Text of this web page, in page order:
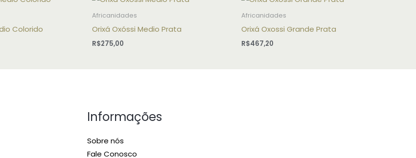
Colorido
Africanidades
Orixá Oxóssi Medio Prata
R$275,00
Africanidades
Orixá Oxossi Grande Prata
R$467,20
Informações
Sobre nós
Fale Conosco